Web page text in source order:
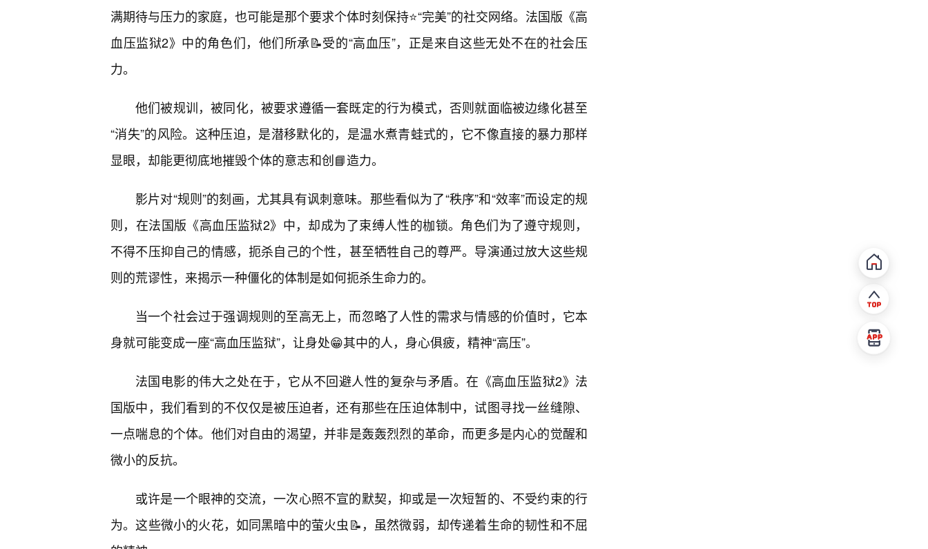
满期待与压力的家庭，也可能是那个要求个体时刻保持⭐“完美”的社交网络。法国版《高
血压监狱2》中的角色们，他们所承📝受的“高血压”，正是来自这些无处不在的社会压
力。
他们被规训，被同化，被要求遵循一套既定的行为模式，否则就面临被边缘化甚至
“消失”的风险。这种压迫，是潜移默化的，是温水煮青蛙式的，它不像直接的暴力那样
显眼，却能更彻底地摧毁个体的意志和创📘造力。
影片对“规则”的刻画，尤其具有讽刺意味。那些看似为了“秩序”和“效率”而设定的规
则，在法国版《高血压监狱2》中，却成为了束缚人性的枷锁。角色们为了遵守规则，
不得不压抑自己的情感，扼杀自己的个性，甚至牺牲自己的尊严。导演通过放大这些规
则的荒谬性，来揭示一种僵化的体制是如何扼杀生命力的。
当一个社会过于强调规则的至高无上，而忽略了人性的需求与情感的价值时，它本
身就可能变成一座“高血压监狱”，让身处😁其中的人，身心俱疲，精神“高压”。
法国电影的伟大之处在于，它从不回避人性的复杂与矛盾。在《高血压监狱2》法
国版中，我们看到的不仅仅是被压迫者，还有那些在压迫体制中，试图寻找一丝缝隙、
一点喘息的个体。他们对自由的渴望，并非是轰轰烈烈的革命，而更多是内心的觉醒和
微小的反抗。
或许是一个眼神的交流，一次心照不宣的默契，抑或是一次短暂的、不受约束的行
为。这些微小的火花，如同黑暗中的萤火虫📝，虽然微弱，却传递着生命的韧性和不屈